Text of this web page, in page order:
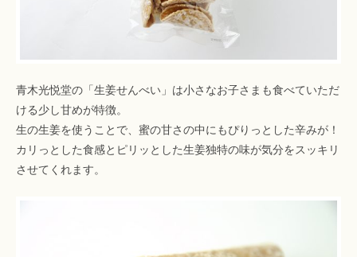
青木光悦堂の「生姜せんべい」は小さなお子さまも食べていただ
ける少し甘めが特徴。
生の生姜を使うことで、蜜の甘さの中にもぴりっとした辛みが！
カリっとした食感とピリッとした生姜独特の味が気分をスッキリ
させてくれます。